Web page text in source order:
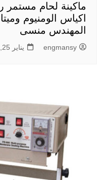
ماكينة لحام مستمر
المهندس منسى
engmansy يناير 25, 2023